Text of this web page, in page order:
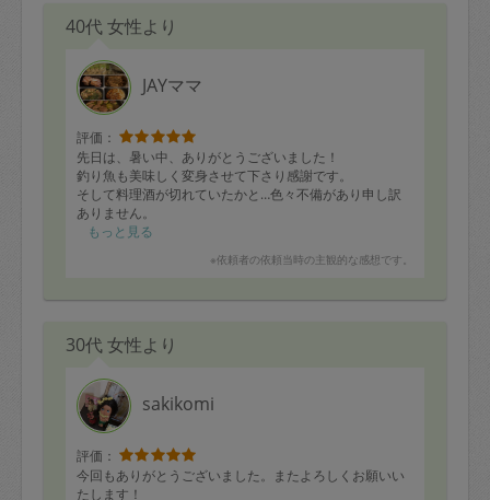
40代 女性より
JAYママ
評価：
先日は、暑い中、ありがとうございました！
釣り魚も美味しく変身させて下さり感謝です。
そして料理酒が切れていたかと…色々不備があり申し訳
ありません。
来月は慌しそうですので、転居完了しましたら改めてご
もっと見る
※依頼者の依頼当時の主観的な感想です。
30代 女性より
sakikomi
評価：
今回もありがとうございました。またよろしくお願いい
たします！